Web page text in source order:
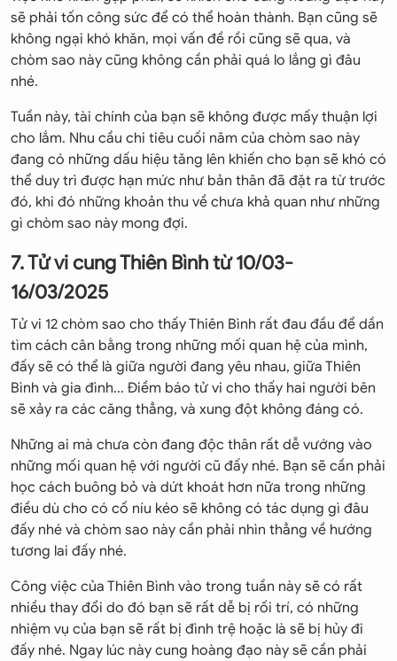
sẽ phải tốn công sức để có thể hoàn thành. Bạn cũng sẽ
không ngại khó khăn, mọi vấn đề rồi cũng sẽ qua, và
chòm sao này cũng không cần phải quá lo lắng gì đâu
nhé.
Tuần này, tài chính của bạn sẽ không được mấy thuận lợi
cho lắm. Nhu cầu chi tiêu cuối năm của chòm sao này
đang có những dấu hiệu tăng lên khiến cho bạn sẽ khó có
thể duy trì được hạn mức như bản thân đã đặt ra từ trước
đó, khi đó những khoản thu về chưa khả quan như những
gì chòm sao này mong đợi.
7. Tử vi cung Thiên Bình từ 10/03-
16/03/2025
Tử vi 12 chòm sao cho thấy Thiên Bình rất đau đầu để dần
tìm cách cân bằng trong những mối quan hệ của mình,
đấy sẽ có thể là giữa người đang yêu nhau, giữa Thiên
Bình và gia đình... Điềm báo tử vi cho thấy hai người bên
sẽ xảy ra các căng thẳng, và xung đột không đáng có.
Những ai mà chưa còn đang độc thân rất dễ vướng vào
những mối quan hệ với người cũ đấy nhé. Bạn sẽ cần phải
học cách buông bỏ và dứt khoát hơn nữa trong những
điều dù cho có cố níu kéo sẽ không có tác dụng gì đâu
đấy nhé và chòm sao này cần phải nhìn thẳng về hướng
tương lai đấy nhé.
Công việc của Thiên Bình vào trong tuần này sẽ có rất
nhiều thay đổi do đó bạn sẽ rất dễ bị rối trí, có những
nhiệm vụ của bạn sẽ rất bị đình trệ hoặc là sẽ bị hủy đi
đấy nhé. Ngay lúc này cung hoàng đạo này sẽ cần phải